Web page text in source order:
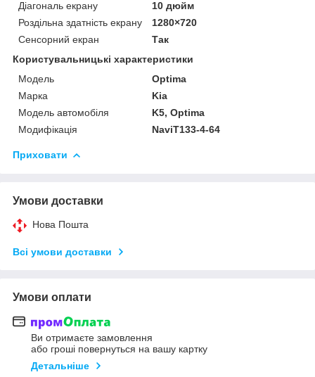
Діагональ екрану
10 дюйм
Роздільна здатність екрану
1280×720
Сенсорний екран
Так
Користувальницькі характеристики
Мoдель
Optima
Марка
Kia
Модель автомобіля
K5, Optima
Модифікація
NaviT133-4-64
Приховати
Умови доставки
Нова Пошта
Всі умови доставки
Умови оплати
Ви отримаєте замовлення
або гроші повернуться на вашу картку
Детальніше